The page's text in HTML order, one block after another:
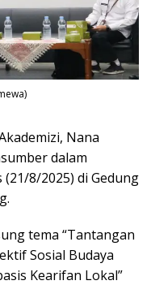
Nana
dalam
8/2025) di Gedung
tema “Tantangan
Sosial Budaya
Kearifan Lokal”